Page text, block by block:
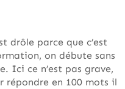
drôle parce que c’est
on débute sans
Ici ce n’est pas grave,
répondre en 100 mots il